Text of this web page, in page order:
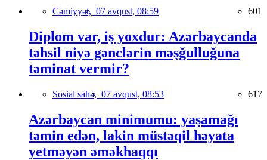
Cəmiyyət, 07 avqust, 08:59 601
Diplom var, iş yoxdur: Azərbaycanda
təhsil niyə gənclərin məşğulluğuna
təminat vermir?
Sosial sahə, 07 avqust, 08:53 617
Azərbaycan minimumu: yaşamağı
təmin edən, lakin müstəqil həyata
yetməyən əməkhaqqı